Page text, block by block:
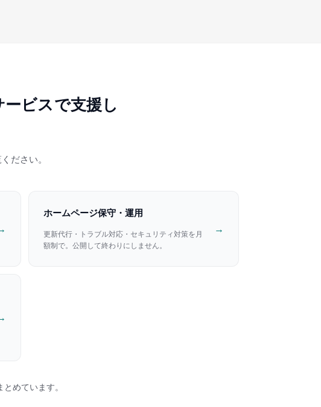
ビスで支援し
ださい。
ホームページ保守・運用
更新代行・トラブル対応・セキュリティ対策を月
額制で。公開して終わりにしません。
→
とめています。